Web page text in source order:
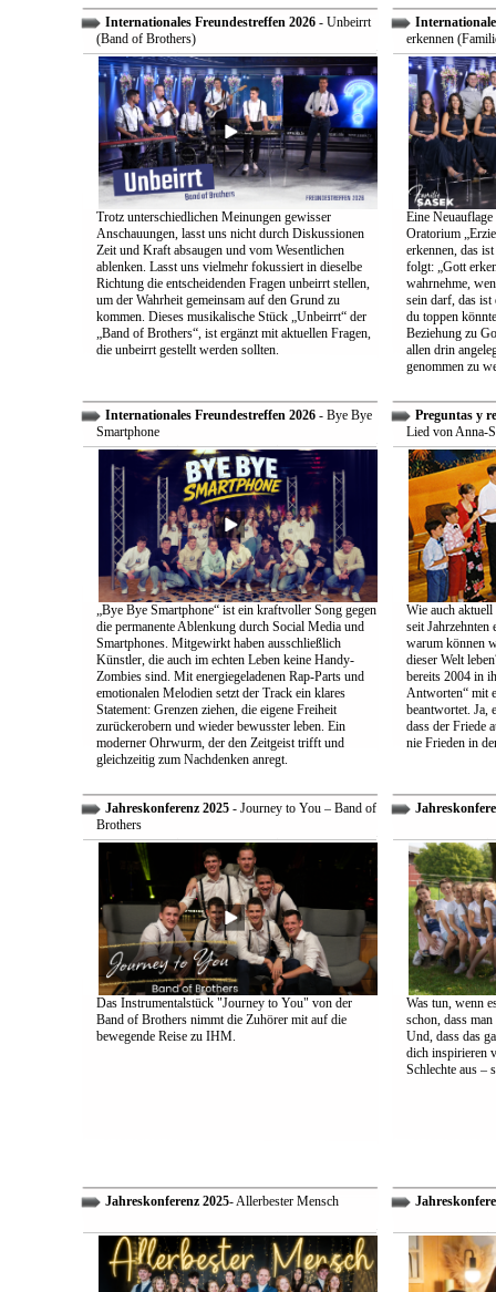
Internationales Freundestreffen 2026- Unbeirrt
(Band of Brothers)
Trotz unterschiedlichen Meinungen gewisser
Anschauungen, lasst uns nicht durch Diskussionen
Zeit und Kraft absaugen und vom Wesentlichen
ablenken. Lasst uns vielmehr fokussiert in dieselbe
Richtung die entscheidenden Fragen unbeirrt stellen,
um der Wahrheit gemeinsam auf den Grund zu
kommen. Dieses musikalische Stück „Unbeirrt“ der
„Band of Brothers“, ist ergänzt mit aktuellen Fragen,
die unbeirrt gestellt werden sollten.
erkennen
Eine Neuauflage
Oratorium
erkennen, das
folgt: „Gott
wahrnehme,
sein darf, das ist
du toppen
Beziehung zu
allen drin
genommen zu
Internationales Freundestreffen 2026- Bye Bye
Smartphone
„Bye Bye Smartphone“ ist ein kraftvoller Song gegen
die permanente Ablenkung durch Social Media und
Smartphones. Mitgewirkt haben ausschließlich
Künstler, die auch im echten Leben keine Handy-
Zombies sind. Mit energiegeladenen Rap-Parts und
emotionalen Melodien setzt der Track ein klares
Statement: Grenzen ziehen, die eigene Freiheit
zurückerobern und wieder bewusster leben. Ein
moderner Ohrwurm, der den Zeitgeist trifft und
gleichzeitig zum Nachdenken anregt.
Preguntas y
Lied von Anna-
Wie auch
seit Jahrzehnten
warum können
dieser Welt
bereits 2004 in
Antworten“ mit
beantwortet. Ja,
dass der Friede
nie Frieden in
Jahreskonferenz 2025- Journey to You – Band of
Brothers
Das Instrumentalstück "Journey to You" von der
Band of Brothers nimmt die Zuhörer mit auf die
bewegende Reise zu IHM.
Was tun, wenn
schon, dass
Und, dass das
dich inspirieren
Schlechte aus –
Jahreskonferenz 2025- Allerbester Mensch